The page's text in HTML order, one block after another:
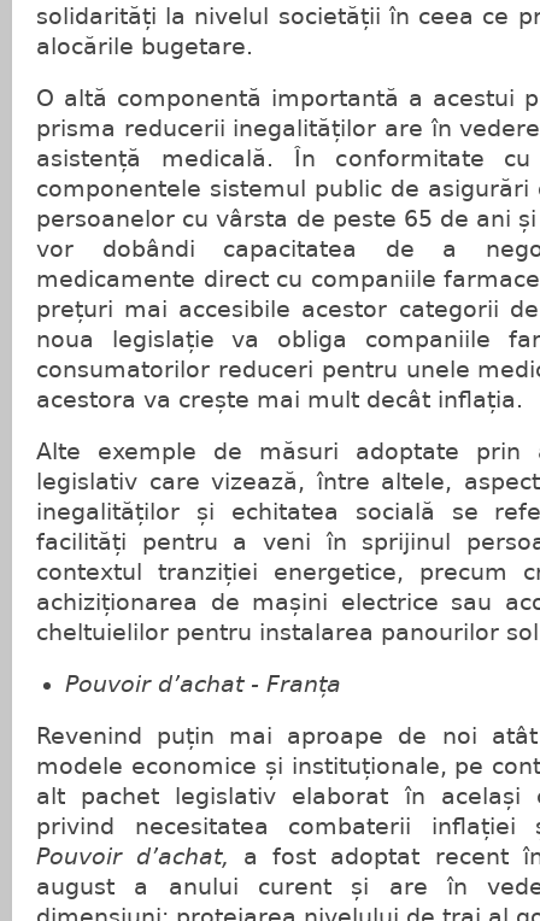
solidarități la nivelul societății în ceea ce
alocările bugetare.
O altă componentă importantă a acestui
prisma reducerii inegalităților are în
asistență medicală. În conformitate
componentele sistemul public de
persoanelor cu vârsta de peste 65 de ani
vor dobândi capacitatea de a
medicamente direct cu companiile
prețuri mai accesibile acestor categorii
noua legislație va obliga companiile
consumatorilor reduceri pentru unele
acestora va crește mai mult decât inflația.
Alte exemple de măsuri adoptate prin
legislativ care vizează, între altele,
inegalităților și echitatea socială se
facilități pentru a veni în sprijinul
contextul tranziției energetice, precum
achiziționarea de mașini electrice sau
cheltuielilor pentru instalarea panourilor
Pouvoir d’achat - Franța
Revenind puțin mai aproape de noi
modele economice și instituționale, pe
alt pachet legislativ elaborat în același
privind necesitatea combaterii inflației
Pouvoir d’achat, a fost adoptat recent
august a anului curent și are în